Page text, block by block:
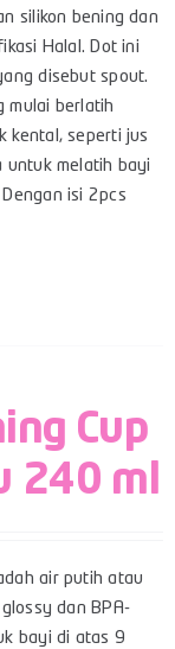
silikon bening dan
Halal. Dot ini
disebut spout.
mulai berlatih
kental, seperti jus
untuk melatih bayi
isi 2pcs
Cup
240 ml
air putih atau
dan BPA-
bayi di atas 9